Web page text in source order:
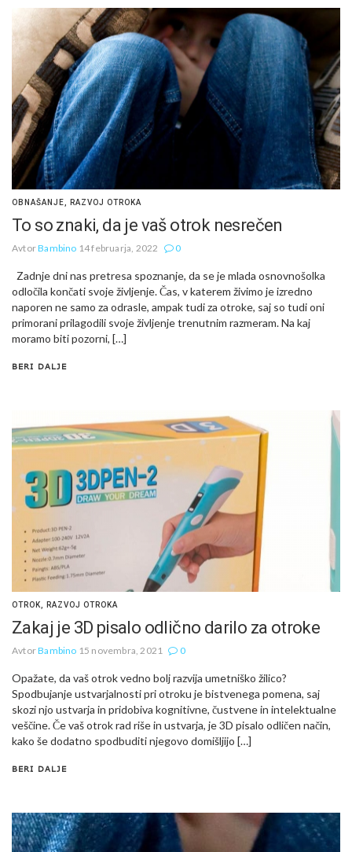
OBNAŠANJE RAZVOJ OTROKA
To so znaki, da je vaš otrok nesrečen
AvtorBambino 14 februarja, 2022 0
Zadnje dni nas pretresa spoznanje, da se je mlada osnovnošolka
odločila končati svoje življenje. Čas, v katerem živimo je izredno
naporen ne samo za odrasle, ampak tudi za otroke, saj so tudi oni
primorani prilagodili svoje življenje trenutnim razmeram. Na kaj
moramo biti pozorni, […]
BERI DALJE
OTROK RAZVOJ OTROKA
Zakaj je 3D pisalo odlično darilo za otroke
AvtorBambino 15 novembra, 2021 0
Opažate, da vaš otrok vedno bolj razvija umetniško žilico?
Spodbujanje ustvarjalnosti pri otroku je bistvenega pomena, saj
skozi njo ustvarja in pridobiva kognitivne, čustvene in intelektualne
veščine. Če vaš otrok rad riše in ustvarja, je 3D pisalo odličen način,
kako še dodatno spodbuditi njegovo domišljijo […]
BERI DALJE